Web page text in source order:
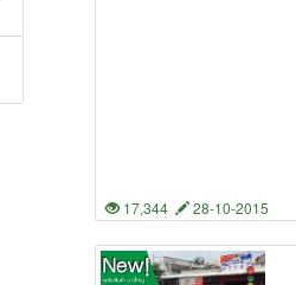
17,344 28-10-2015